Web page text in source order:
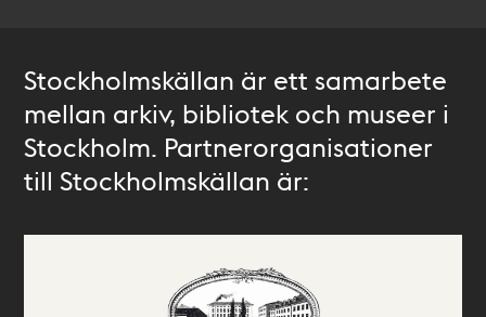
Stockholmskällan är ett samarbete
mellan arkiv, bibliotek och museer i
Stockholm. Partnerorganisationer
till Stockholmskällan är: